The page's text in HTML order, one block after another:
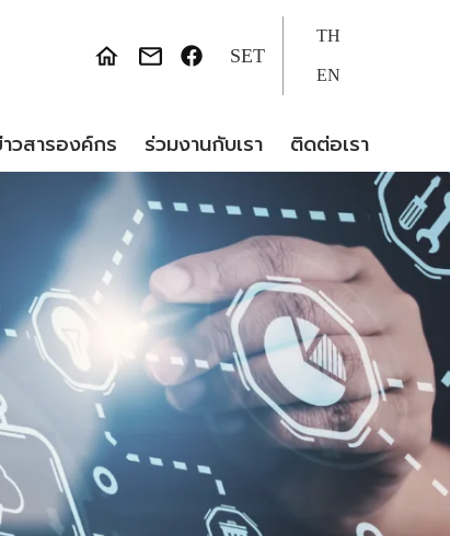
SET
TH
EN
วสารองค์กร ร่วมงานกับเรา ติดต่อเรา